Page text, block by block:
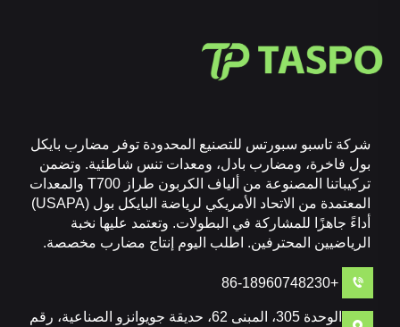
شركة تاسبو سبورتس للتصنيع المحدودة توفر مضارب بايكل
بول فاخرة، ومضارب بادل، ومعدات تنس شاطئية. وتضمن
تركيباتنا المصنوعة من ألياف الكربون طراز T700 والمعدات
المعتمدة من الاتحاد الأمريكي لرياضة البايكل بول (USAPA)
أداءً جاهزًا للمشاركة في البطولات. وتعتمد عليها نخبة
الرياضيين المحترفين. اطلب اليوم إنتاج مضارب مخصصة.
+86-18960748230
الوحدة 305، المبنى 62، حديقة جويوانزو الصناعية، رقم